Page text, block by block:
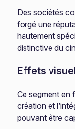
Des sociétés
forgé une
hautement
distinctive du
Effets
Ce segment en
création et
pouvant être